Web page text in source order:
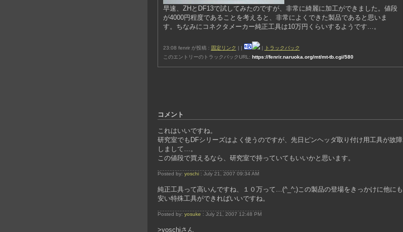
早速、ZHとDF13で試してみたのですが、非常に綺麗に加工ができました。値段
が4000円程度であることを考えると、非常によくできた製品であると思いま
す。ちなみにコネクタメーカー純正工具は10万円くらいするようです…。
23:08 fenrir が投稿 : 固定リンク | | |
トラックバック
このエントリーのトラックバックURL: https://fenrir.naruoka.org/mt/mt-tb.cgi/580
コメント
これはいいですね。
研究室でもDFシリーズはよく使うのですが、先日ピンヘッダ取り付け用工具が故障
しまして…。
この値段で買えるなら、研究室で持っていてもいいかと思います。
Posted by: yoschi: July 21, 2007 09:34 AM
純正工具って高いんですね、１０万って…(^_^;)この製品の登場をきっかけに他にも
安い特殊工具ができればいいですね。
Posted by: yosuke : July 21, 2007 12:48 PM
>yoschiさん